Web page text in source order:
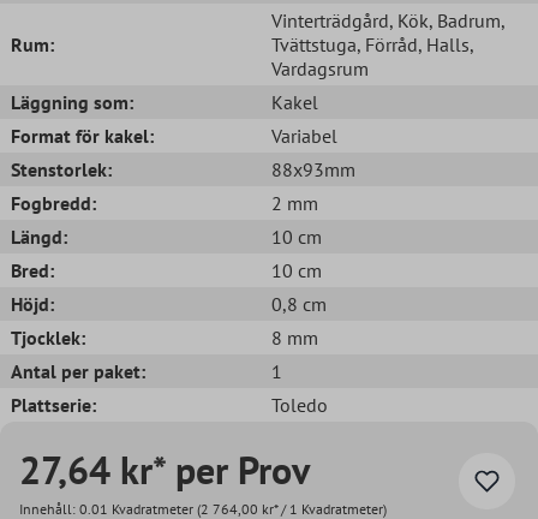
Rum:
Vinterträdgård, Kök, Badrum,
Tvättstuga, Förråd, Halls,
Vardagsrum
Läggning som:
Kakel
Format för kakel:
Variabel
Stenstorlek:
88x93mm
Fogbredd:
2 mm
Längd:
10 cm
Bred:
10 cm
Höjd:
0,8 cm
Tjocklek:
8 mm
Antal per paket:
1
Plattserie:
Toledo
27,64 kr* per Prov
Innehåll: 0.01 Kvadratmeter (2 764,00 kr* / 1 Kvadratmeter)